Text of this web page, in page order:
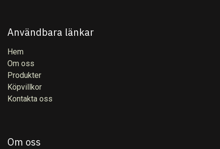
Användbara länkar
Hem
Om oss
Produkter
Köpvillkor
Kontakta oss
Om oss